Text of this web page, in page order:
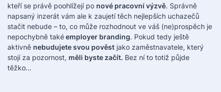
kteří se právě poohlížejí po nové pracovní výzvě. Správně
napsaný inzerát vám ale k zaujetí těch nejlepších uchazečů
stačit nebude – to, co může rozhodnout ve váš (ne)prospěch je
nepochybně takéemployer branding. Pokud tedy ještě
aktivně nebudujete svou pověst jako zaměstnavatele, který
stojí za pozornost, měli byste začít. Bez ní to totiž půjde
těžko…